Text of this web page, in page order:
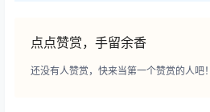
点点赞赏，手留余香
还没有人赞赏，快来当第一个赞赏的人吧！